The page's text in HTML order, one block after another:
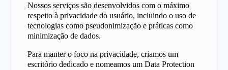
Nossos serviços são desenvolvidos com o máximo
respeito à privacidade do usuário, incluindo o uso de
tecnologias como pseudonimização e práticas como
minimização de dados.
Para manter o foco na privacidade, criamos um
escritório dedicado e nomeamos um Data Protection